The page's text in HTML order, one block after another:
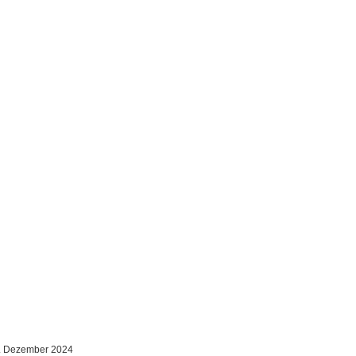
Dezember 2024